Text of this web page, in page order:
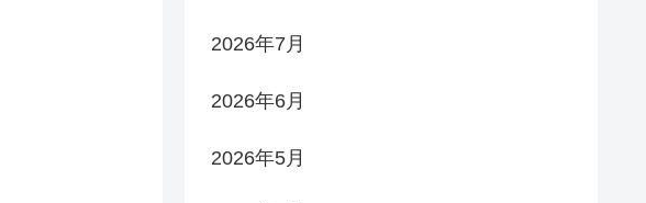
2026年7月
2026年6月
2026年5月